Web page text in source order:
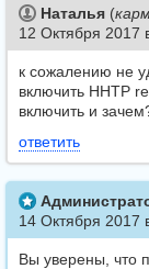
Наталья (
12 Октября 2017
к сожалению не
включить ННТР
включить и
ответить
14 Октября 2017
Вы уверены, что